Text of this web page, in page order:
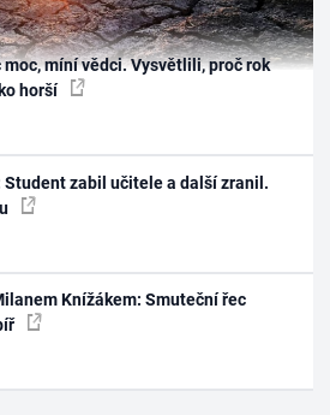
míní vědci. Vysvětlili, proč rok
horší
zabil učitele a další zranil.
Knížákem: Smuteční řec